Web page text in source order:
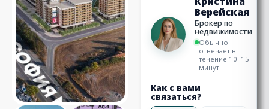
Верейская
Брокер по
недвижимости
Обычно
отвечает в
течение 10–15
минут
Как с вами
связаться?